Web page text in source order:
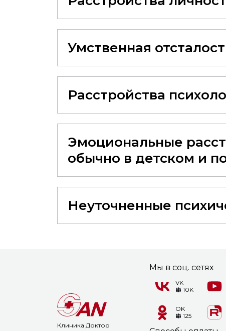
Умственная
Расстройства
Эмоциональные
обычно в детском и
Неуточненные
Клиника Доктор
Мы в соц. сетях
VK
10K
OK
125